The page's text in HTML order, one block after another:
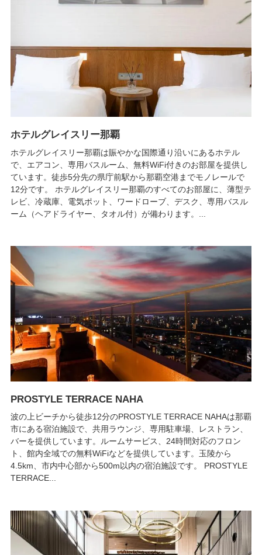
ホテルグレイスリー那覇
ホテルグレイスリー那覇は賑やかな国際通り沿いにあるホテル
で、エアコン、専用バスルーム、無料WiFi付きのお部屋を提供し
ています。徒歩5分先の県庁前駅から那覇空港までモノレールで
12分です。 ホテルグレイスリー那覇のすべてのお部屋に、薄型テ
レビ、冷蔵庫、電気ポット、ワードローブ、デスク、専用バスル
ーム（ヘアドライヤー、タオル付）が備わります。...
PROSTYLE TERRACE NAHA
波の上ビーチから徒歩12分のPROSTYLE TERRACE NAHAは那覇
市にある宿泊施設で、共用ラウンジ、専用駐車場、レストラン、
バーを提供しています。ルームサービス、24時間対応のフロン
ト、館内全域での無料WiFiなどを提供しています。玉陵から
4.5km、市内中心部から500m以内の宿泊施設です。 PROSTYLE
TERRACE...